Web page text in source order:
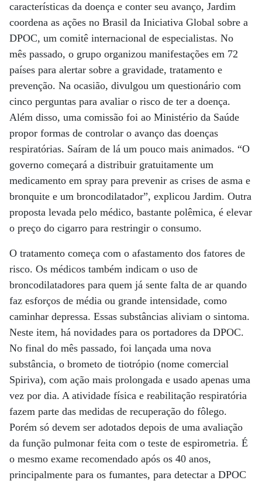
características da doença e conter seu avanço, Jardim
coordena as ações no Brasil da Iniciativa Global sobre a
DPOC, um comitê internacional de especialistas. No
mês passado, o grupo organizou manifestações em 72
países para alertar sobre a gravidade, tratamento e
prevenção. Na ocasião, divulgou um questionário com
cinco perguntas para avaliar o risco de ter a doença.
Além disso, uma comissão foi ao Ministério da Saúde
propor formas de controlar o avanço das doenças
respiratórias. Saíram de lá um pouco mais animados. “O
governo começará a distribuir gratuitamente um
medicamento em spray para prevenir as crises de asma e
bronquite e um broncodilatador”, explicou Jardim. Outra
proposta levada pelo médico, bastante polêmica, é elevar
o preço do cigarro para restringir o consumo.
O tratamento começa com o afastamento dos fatores de
risco. Os médicos também indicam o uso de
broncodilatadores para quem já sente falta de ar quando
faz esforços de média ou grande intensidade, como
caminhar depressa. Essas substâncias aliviam o sintoma.
Neste item, há novidades para os portadores da DPOC.
No final do mês passado, foi lançada uma nova
substância, o brometo de tiotrópio (nome comercial
Spiriva), com ação mais prolongada e usado apenas uma
vez por dia. A atividade física e reabilitação respiratória
fazem parte das medidas de recuperação do fôlego.
Porém só devem ser adotados depois de uma avaliação
da função pulmonar feita com o teste de espirometria. É
o mesmo exame recomendado após os 40 anos,
principalmente para os fumantes, para detectar a DPOC